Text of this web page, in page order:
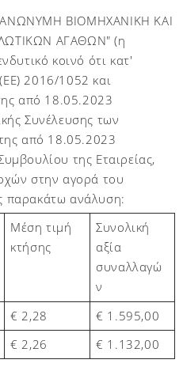
ΒΙΟΜΗΧΑΝΙΚΗ ΚΑΙ
ΑΓΑΘΩΝ" (η
κοινό ότι κατ'
2016/1052 και
από 18.05.2023
Συνέλευσης των
από 18.05.2023
της Εταιρείας,
στην αγορά του
παρακάτω ανάλυση:
Μέση τιμή
κτήσης
Συνολική
αξία
συναλλαγώ
ν
€ 2,28 € 1.595,00
€ 2,26 € 1.132,00